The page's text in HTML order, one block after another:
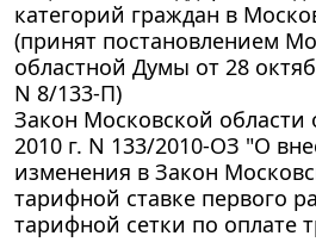
категорий граждан в
(принят постановлением
областной Думы от 28
N 8/133-П)
Закон Московской области
2010 г. N 133/2010-ОЗ "О
изменения в Закон
тарифной ставке первого
тарифной сетки по оплате